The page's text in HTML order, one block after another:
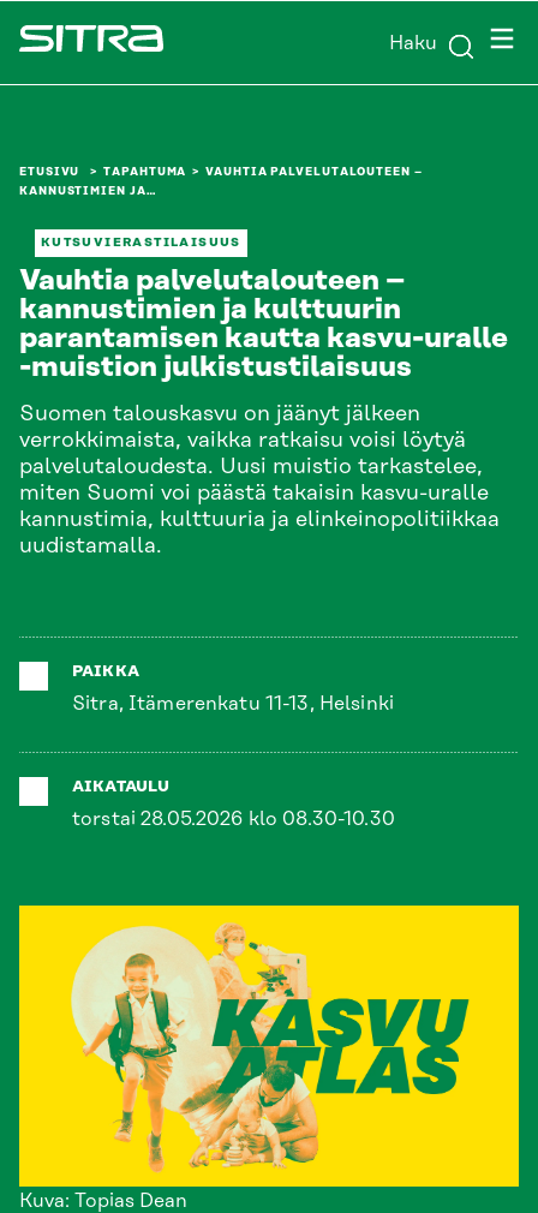
Siirry
suoraan
Sitra Haku
ETUSIVU TAPAHTUMA
VAUHTIA PALVELUTALOUTEEN –
KANNUSTIMIEN JA…
KUTSUVIERASTILAISUUS
Vauhtia palvelutalouteen –
kannustimien ja kulttuurin
parantamisen kautta kasvu-uralle
-muistion julkistustilaisuus
Suomen talouskasvu on jäänyt jälkeen
verrokkimaista, vaikka ratkaisu voisi löytyä
palvelutaloudesta. Uusi muistio tarkastelee,
miten Suomi voi päästä takaisin kasvu-uralle
kannustimia, kulttuuria ja elinkeinopolitiikkaa
uudistamalla.
PAIKKA
Sitra, Itämerenkatu 11-13, Helsinki
AIKATAULU
torstai 28.05.2026 klo 08.30-10.30
Kuva: Topias Dean